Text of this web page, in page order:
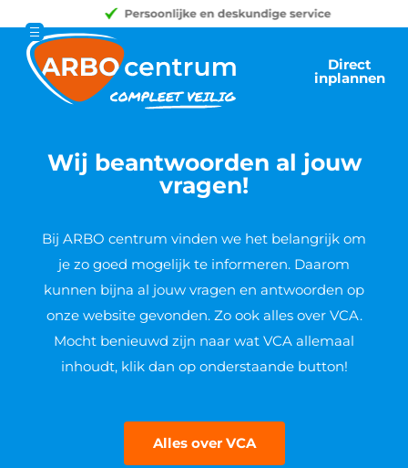
Direct
inplannen
Wij beantwoorden al jouw
vragen!
Bij ARBO centrum vinden we het belangrijk om
je zo goed mogelijk te informeren. Daarom
kunnen bijna al jouw vragen en antwoorden op
onze website gevonden. Zo ook alles over VCA.
Mocht benieuwd zijn naar wat VCA allemaal
inhoudt, klik dan op onderstaande button!
Alles over VCA